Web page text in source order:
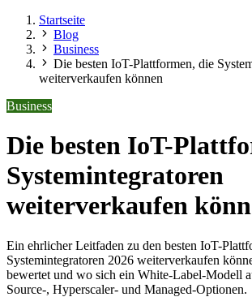
Startseite
Blog
Business
Die besten IoT-Plattformen, die
weiterverkaufen können
Business
Die besten IoT-
Systemintegratoren
weiterverkaufen
Ein ehrlicher Leitfaden zu den besten IoT-
Systemintegratoren 2026 weiterverkaufen
bewertet und wo sich ein White-Label-Modell
Source-, Hyperscaler- und Managed-Optionen.